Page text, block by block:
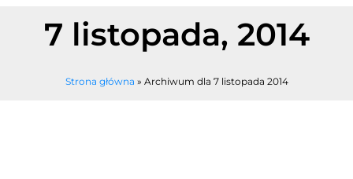
7 listopada, 2014
Strona główna » Archiwum dla 7 listopada 2014